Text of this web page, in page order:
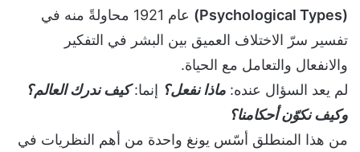
(Psychological Types)
عام 1921 محاولةً منه في
تفسير سرّ الاختلاف العميق بين البشر في التفكير
والانفعال والتعامل مع الحياة.
لم يعد السؤال عنده: ماذا نفعل؟ إنما:كيف ندرك العالم؟
وكيف نكوّن أحكامنا؟
من هذا المنطلق أسّس يونغ واحدة من أهم النظريات في